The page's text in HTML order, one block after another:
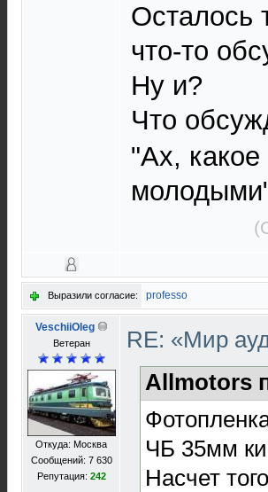
Осталось
что-то
Ну и?
Что
"Ах,
Выразили согласие: professo
VeschiiOleg
Ветеран
Откуда: Москва
Сообщений: 7 630
Репутация: 242
RE: «Мир
Allmotors
ЧБ 35мм
Насчет